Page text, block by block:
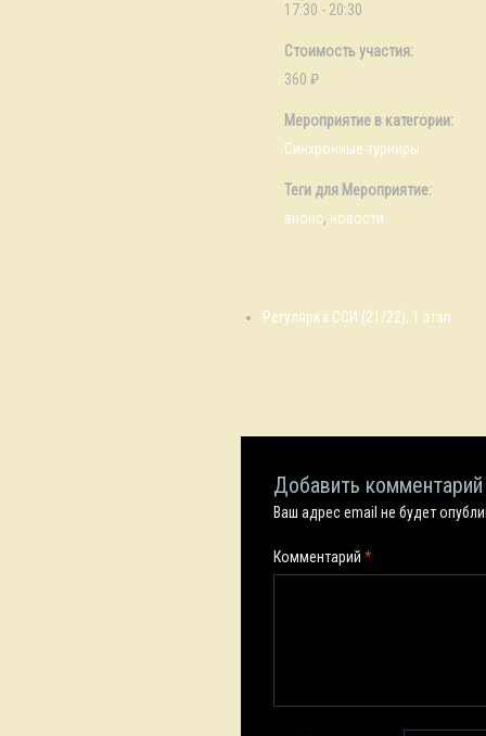
17:30 - 20:30
Стоимость участия:
360 ₽
Мероприятие в категории:
Синхронные турниры
Теги для Мероприятие:
анонс, новости
Регулярка ССИ (21/22), 1 этап
Добавить комментарий
Ваш адрес email не будет
Комментарий *